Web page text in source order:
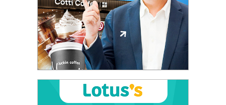
ปรึกษา
การ
ลงทุน